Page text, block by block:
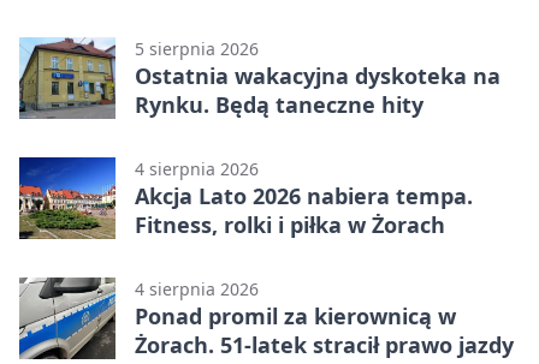
5 sierpnia 2026
Ostatnia wakacyjna dyskoteka na
Rynku. Będą taneczne hity
4 sierpnia 2026
Akcja Lato 2026 nabiera tempa.
Fitness, rolki i piłka w Żorach
4 sierpnia 2026
Ponad promil za kierownicą w
Żorach. 51-latek stracił prawo jazdy